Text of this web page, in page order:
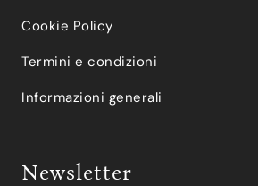
Cookie Policy
Termini e condizioni
Informazioni generali
Newsletter